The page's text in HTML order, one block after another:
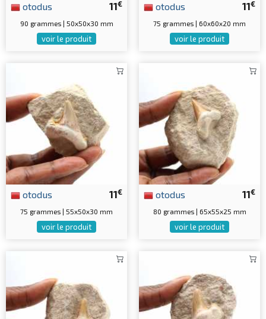
11€
otodus
90 grammes | 50x50x30 mm
voir le produit
11€
otodus
75 grammes | 60x60x20 mm
voir le produit
11€
otodus
75 grammes | 55x50x30 mm
voir le produit
11€
otodus
80 grammes | 65x55x25 mm
voir le produit